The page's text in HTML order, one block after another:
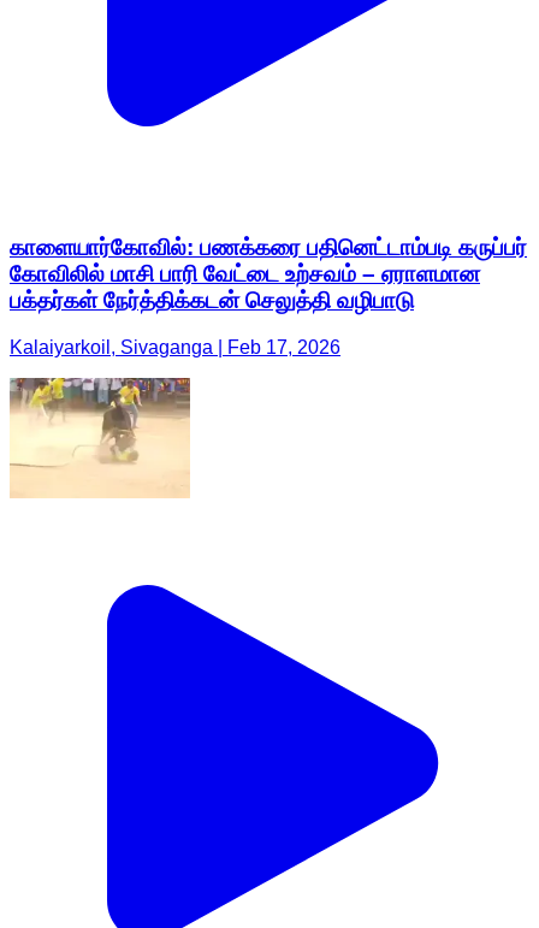
காளையார்கோவில்: பணக்கரை பதினெட்டாம்படி கருப்பர்
கோவிலில் மாசி பாரி வேட்டை உற்சவம் – ஏராளமான
பக்தர்கள் நேர்த்திக்கடன் செலுத்தி வழிபாடு
Kalaiyarkoil, Sivaganga | Feb 17, 2026